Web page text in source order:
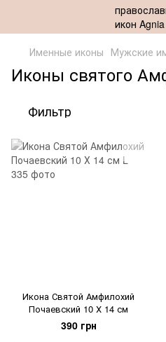
Именные иконы Мужские
Иконы святого
Фильтр
Икона Святой Амфилохий
Почаевский 10 Х 14 см
390 грн